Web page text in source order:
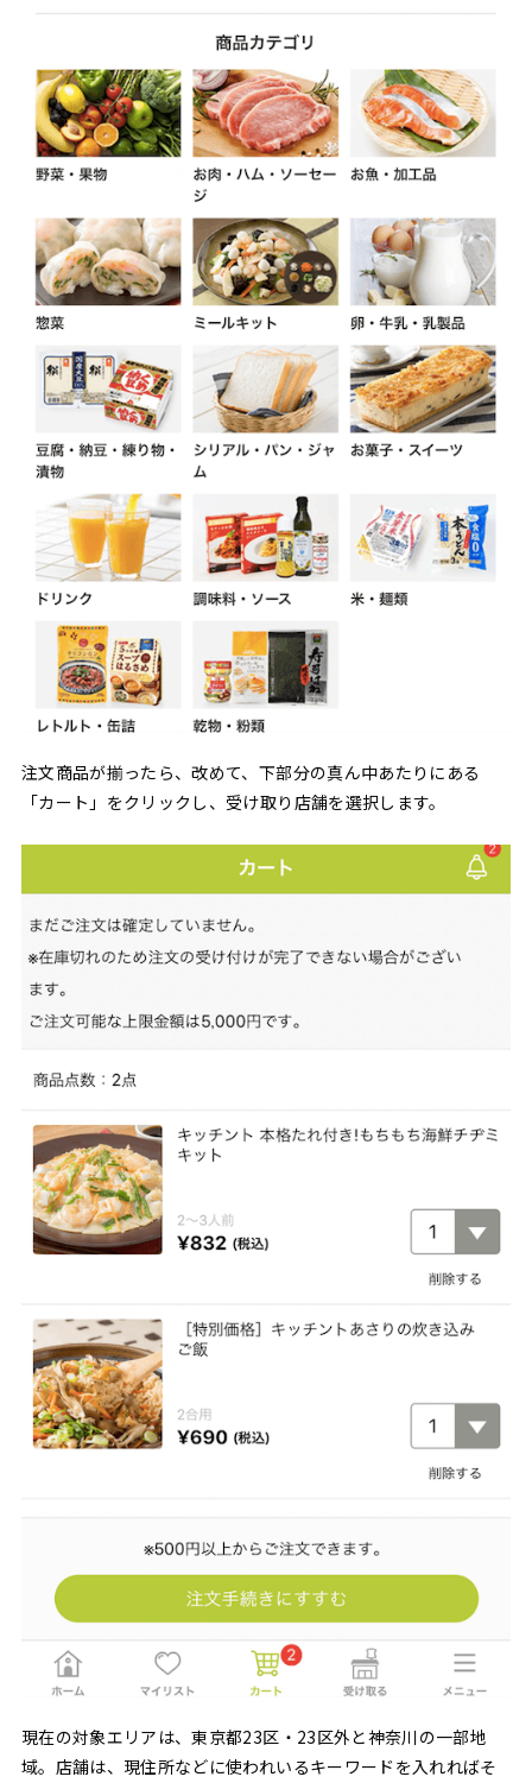
注文商品が揃ったら、改めて、下部分の真ん中あたりにある
「カート」をクリックし、受け取り店舗を選択します。
現在の対象エリアは、東京都23区・23区外と神奈川の一部地
域。店舗は、現住所などに使われいるキーワードを入れればそ